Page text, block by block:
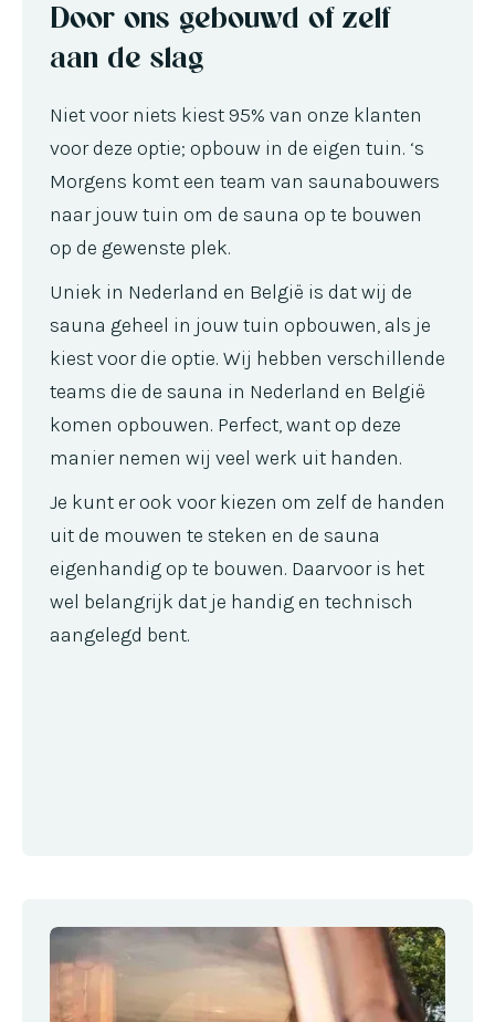
Door ons gebouwd of zelf
aan de slag
Niet voor niets kiest 95% van onze klanten
voor deze optie; opbouw in de eigen tuin. ‘s
Morgens komt een team van saunabouwers
naar jouw tuin om de sauna op te bouwen
op de gewenste plek.
Uniek in Nederland en België is dat wij de
sauna geheel in jouw tuin opbouwen, als je
kiest voor die optie. Wij hebben verschillende
teams die de sauna in Nederland en België
komen opbouwen. Perfect, want op deze
manier nemen wij veel werk uit handen.
Je kunt er ook voor kiezen om zelf de handen
uit de mouwen te steken en de sauna
eigenhandig op te bouwen. Daarvoor is het
wel belangrijk dat je handig en technisch
aangelegd bent.